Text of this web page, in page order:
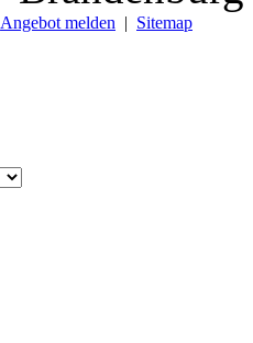
Angebot melden | Sitemap